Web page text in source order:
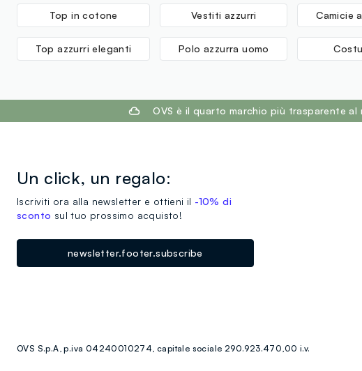
Top in cotone Vestiti azzurri Camicie
Top azzurri eleganti Polo azzurra uomo
OVS è il quarto marchio più trasparente
Un click, un regalo:
Iscriviti ora alla newsletter e ottieni il -10% di
sconto sul tuo prossimo acquisto!
newsletter.footer.subscribe
OVS S.p.A, p.iva 04240010274, capitale sociale 290.923.470,00 i.v.